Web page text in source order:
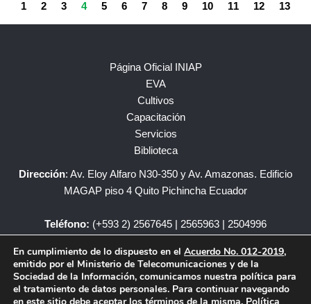
1 2 3 4 5 6 7 8 9 10 11 12 13
Página Oficial INIAP
EVA
Cultivos
Capacitación
Servicios
Biblioteca
Dirección: Av. Eloy Alfaro N30-350 y Av. Amazonas. Edificio
MAGAP piso 4 Quito Pichincha Ecuador
Teléfono: (+593 2) 2567645 | 2565963 | 2504996
iniap@iniap.gob.ec
En cumplimiento de lo dispuesto en el Acuerdo No. 012-2019,
emitido por el Ministerio de Telecomunicaciones y de la
Sociedad de la Información, comunicamos nuestra política para
el tratamiento de datos personales. Para continuar navegando